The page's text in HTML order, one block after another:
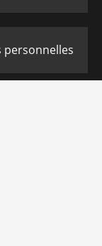
personnelles